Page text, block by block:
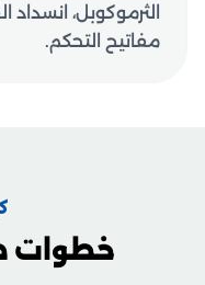
الثرموكوبل،
مفاتيح التحكم.
خطوات